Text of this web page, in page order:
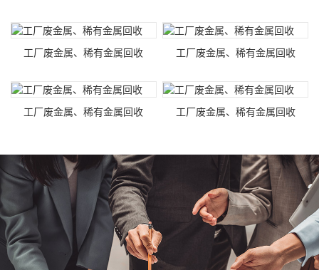
工厂废金属、稀有金属回收 工厂废金属、稀有金属回收
工厂废金属、稀有金属回收 工厂废金属、稀有金属回收